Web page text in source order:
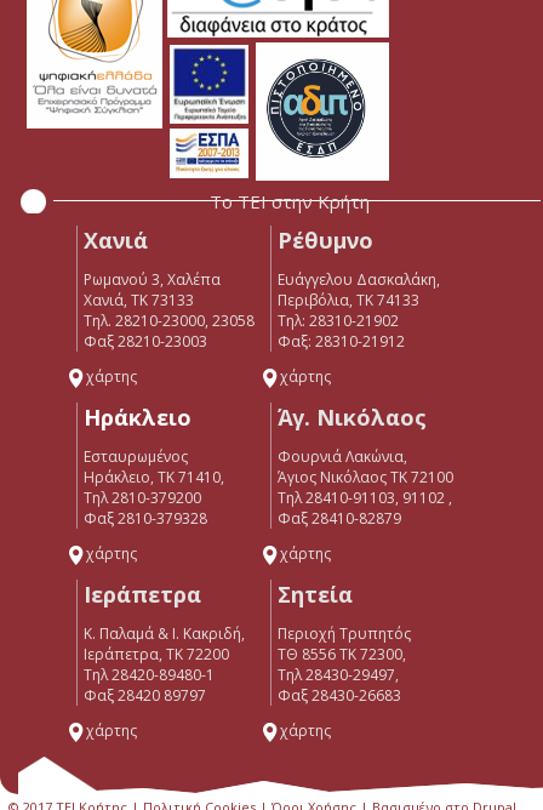
Το ΤΕΙ στην Κρήτη
Χανιά
Ρωμανού 3, Χαλέπα
Χανιά, ΤΚ 73133
Τηλ. 28210-23000, 23058
Φαξ 28210-23003
χάρτης
Ρέθυμνο
Ευάγγελου Δασκαλάκη,
Περιβόλια, ΤΚ 74133
Tηλ: 28310-21902
Φαξ: 28310-21912
χάρτης
Ηράκλειο
Εσταυρωμένος
Ηράκλειο, ΤΚ 71410,
Τηλ 2810-379200
Φαξ 2810-379328
χάρτης
Άγ. Νικόλαος
Φουρνιά Λακώνια,
Άγιος Νικόλαος ΤΚ 72100
Τηλ 28410-91103, 91102 ,
Φαξ 28410-82879
χάρτης
Ιεράπετρα
Κ. Παλαμά & Ι. Κακριδή,
Ιεράπετρα, ΤΚ 72200
Tηλ 28420-89480-1
Φαξ 28420 89797
χάρτης
Σητεία
Περιοχή Τρυπητός
ΤΘ 8556 ΤΚ 72300,
Τηλ 28430-29497,
Φαξ 28430-26683
χάρτης